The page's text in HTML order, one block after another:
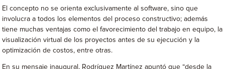
El concepto no se orienta exclusivamente al software, sino que
involucra a todos los elementos del proceso constructivo; además
tiene muchas ventajas como el favorecimiento del trabajo en equipo, la
visualización virtual de los proyectos antes de su ejecución y la
optimización de costos, entre otras.
En su mensaje inaugural, Rodríguez Martínez apuntó que “desde la